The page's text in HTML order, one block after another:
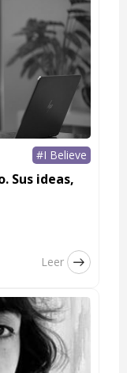
#I Believe
Sus ideas,
Leer